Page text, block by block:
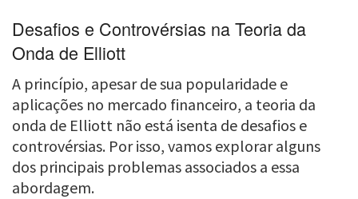
Desafios e Controvérsias na Teoria da
Onda de Elliott
A princípio, apesar de sua popularidade e
aplicações no mercado financeiro, a teoria da
onda de Elliott não está isenta de desafios e
controvérsias. Por isso, vamos explorar alguns
dos principais problemas associados a essa
abordagem.